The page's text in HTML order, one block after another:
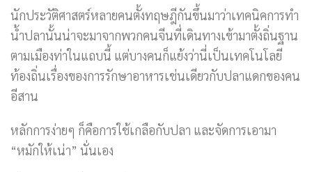
นักประวัติศาสตร์หลายคนตั้งทฤษฎีกันขึ้นมาว่าเทคนิคการทำ
น้ำปลานั้นน่าจะมาจากพวกคนจีนที่เดินทางเข้ามาตั้งถิ่นฐาน
ตามเมืองท่าในแถบนี้ แต่บางคนก็แย้งว่านี่เป็นเทคโนโลยี
ท้องถิ่นเรื่องของการรักษาอาหารเช่นเดียวกับปลาแดกของคน
อีสาน
หลักการง่ายๆ ก็คือการใช้เกลือกับปลา และจัดการเอามา
“หมักให้เน่า” นั่นเอง